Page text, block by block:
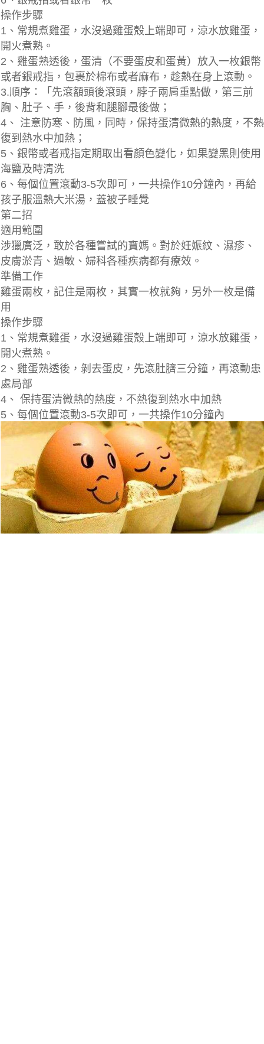
操作步驟
1、常規煮雞蛋，水沒過雞蛋殼上端即可，涼水放雞蛋，
開火煮熟。
2、雞蛋熟透後，蛋清（不要蛋皮和蛋黃）放入一枚銀幣
或者銀戒指，包裹於棉布或者麻布，趁熱在身上滾動。
3.順序：「先滾額頭後滾頭，脖子兩肩重點做，第三前
胸、肚子、手，後背和腿腳最後做；
4、 注意防寒、防風，同時，保持蛋清微熱的熱度，不熱
復到熱水中加熱；
5、銀幣或者戒指定期取出看顏色變化，如果變黑則使用
海鹽及時清洗
6、每個位置滾動3-5次即可，一共操作10分鐘內，再給
孩子服溫熱大米湯，蓋被子睡覺
第二招
適用範圍
涉獵廣泛，敢於各種嘗試的寶媽。對於妊娠紋、濕疹、
皮膚淤青、過敏、婦科各種疾病都有療效。
準備工作
雞蛋兩枚，記住是兩枚，其實一枚就夠，另外一枚是備
用
操作步驟
1、常規煮雞蛋，水沒過雞蛋殼上端即可，涼水放雞蛋，
開火煮熟。
2、雞蛋熟透後，剝去蛋皮，先滾肚臍三分鐘，再滾動患
處局部
4、 保持蛋清微熱的熱度，不熱復到熱水中加熱
5、每個位置滾動3-5次即可，一共操作10分鐘內